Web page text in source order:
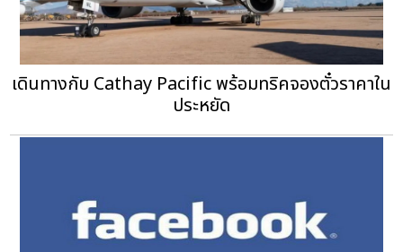
เดินทางกับ Cathay Pacific พร้อมทริคจองตั๋วราคาใน
ประหยัด